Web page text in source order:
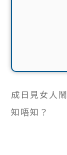
成日見女人
知唔知？